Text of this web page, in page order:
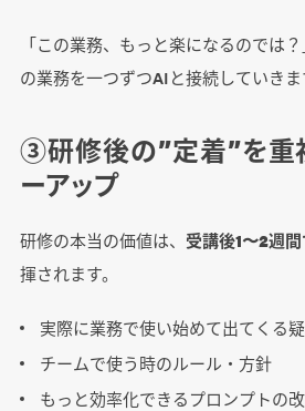
「この業務、もっと楽になるのでは
の業務を一つずつAIと接続していきま
③研修後の”定着”を重
ーアップ
研修の本当の価値は、 受講後1〜2週
揮されます。
実際に業務で使い始めて出てくる
チームで使う時のルール・方針
もっと効率化できるプロンプトの